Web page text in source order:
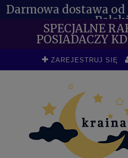
Darmowa dostawa od
SPECJALNE
POSIADACZY
ZAREJESTRUJ SIĘ